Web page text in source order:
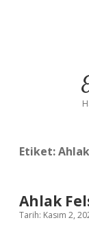
Etiket:
Ahlak
Tarih: Kasım 2,